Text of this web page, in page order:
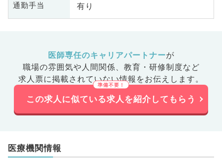
通勤手当 有り
医師専任のキャリアパートナーが
職場の雰囲気や人間関係、 教育・研修制度など
求人票に掲載されていない情報をお伝えします。
この求人に似ている求人を紹介してもらう
医療機関情報